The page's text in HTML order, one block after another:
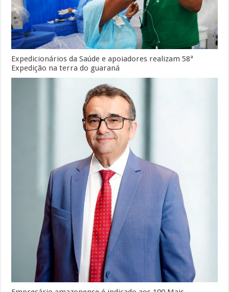
Expedicionários da Saúde e apoiadores realizam 58ª
Expedição na terra do guaraná